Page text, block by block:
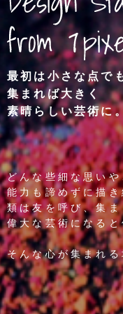
最初は小さな点で
集まれば大きく
素晴らしい芸術に
どんな些細な思い
能力も諦めずに描
類は友を呼び、集
偉大な芸術になる
そんな心が集まれる